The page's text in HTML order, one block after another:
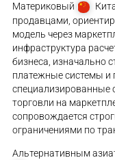
Материковый
продавцами,
модель через
инфраструктура
бизнеса, изначально
платежные системы и
специализированные
торговли на
сопровождается
ограничениями по
Альтернативным